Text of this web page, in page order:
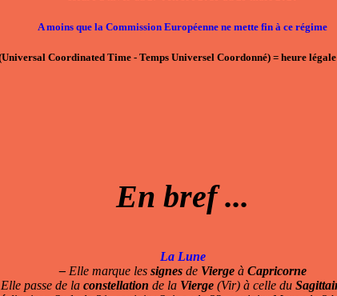
A moins que la Commission Européenne ne mette fin à ce régime
Coordinated Time - Temps Universel Coordonné) = heure
En bref ...
La Lune
–Elle marque les signesde Viergeà Capricorne
Elle passe de la constellation de la Vierge (Vir) à celle du